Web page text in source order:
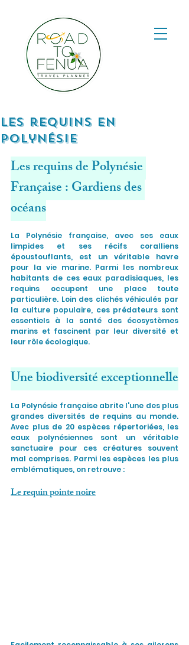
les requins en
polynésie
Les requins de Polynésie
Française : Gardiens des
océans
La Polynésie française, avec ses eaux
limpides et ses récifs coralliens
époustouflants, est un véritable havre
pour la vie marine. Parmi les nombreux
habitants de ces eaux paradisiaques, les
requins occupent une place toute
particulière. Loin des clichés véhiculés par
la culture populaire, ces prédateurs sont
essentiels à la santé des écosystèmes
marins et fascinent par leur diversité et
leur rôle écologique.
Une biodiversité exceptionnelle
La Polynésie française abrite l'une des plus
grandes diversités de requins au monde.
Avec plus de 20 espèces répertoriées, les
eaux polynésiennes sont un véritable
sanctuaire pour ces créatures souvent
mal comprises. Parmi les espèces les plus
emblématiques, on retrouve :
Le requin pointe noire